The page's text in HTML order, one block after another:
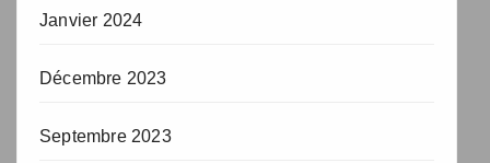
Janvier 2024
Décembre 2023
Septembre 2023